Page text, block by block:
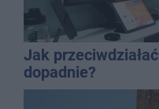
Jak
dopadnie?